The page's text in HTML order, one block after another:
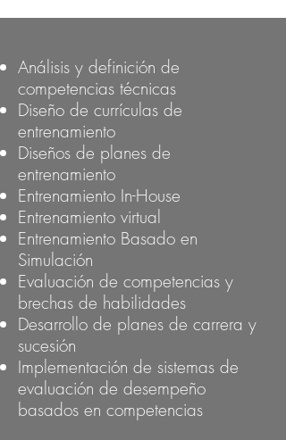
Análisis y definición de
competencias técnicas
Diseño de currículas de
entrenamiento
Diseños de planes de
entrenamiento
Entrenamiento In-House
Entrenamiento virtual
Entrenamiento Basado en
Simulación
Evaluación de competencias y
brechas de habilidades
Desarrollo de planes de carrera y
sucesión
Implementación de sistemas de
evaluación de desempeño
basados en competencias